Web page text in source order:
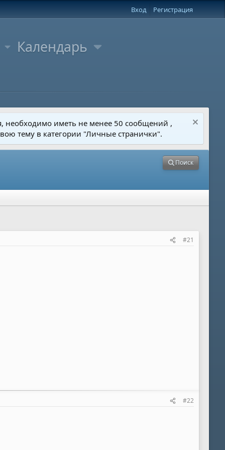
Вход Регистрация
Календарь
необходимо иметь не менее 50 сообщений ,
тему в категории "Личные странички".
Поиск
#21
#22